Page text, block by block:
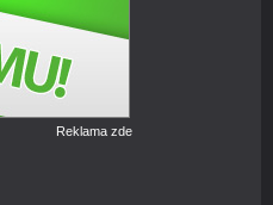
Reklama zde